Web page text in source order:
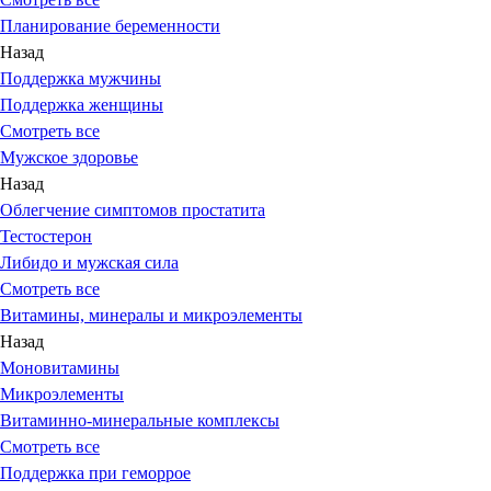
Планирование беременности
Назад
Поддержка мужчины
Поддержка женщины
Смотреть все
Мужское здоровье
Назад
Облегчение симптомов простатита
Тестостерон
Либидо и мужская сила
Смотреть все
Витамины, минералы и микроэлементы
Назад
Моновитамины
Микроэлементы
Витаминно-минеральные комплексы
Смотреть все
Поддержка при геморрое